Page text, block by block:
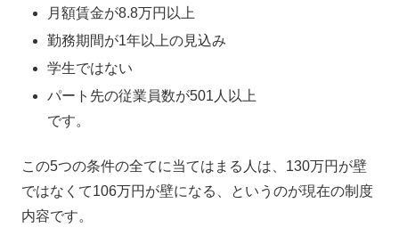
月額賃金が8.8万円以上
勤務期間が1年以上の見込み
学生ではない
パート先の従業員数が501人以上
です。
この5つの条件の全てに当てはまる人は、130万円が壁
ではなくて106万円が壁になる、というのが現在の制度
内容です。